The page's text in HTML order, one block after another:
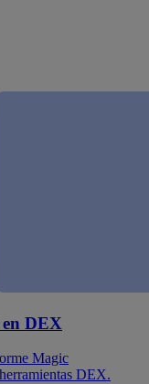
DEX
Magic
DEX.